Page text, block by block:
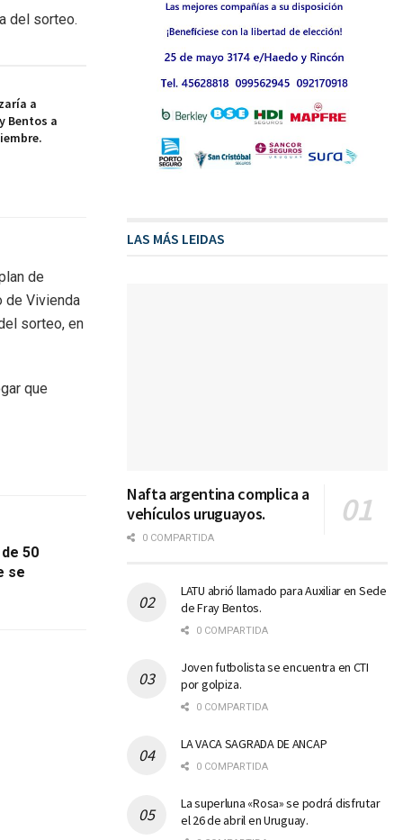
del sorteo.
a
Bentos a
de
de Vivienda
sorteo, en
que
50
se
LAS MÁS LEIDAS
Nafta argentina complica a
vehículos uruguayos.
0 COMPARTIDA
LATU abrió llamado para Auxiliar en Sede
de Fray Bentos.
0 COMPARTIDA
Joven futbolista se encuentra en CTI
por golpiza.
0 COMPARTIDA
LA VACA SAGRADA DE ANCAP
0 COMPARTIDA
La superluna «Rosa» se podrá disfrutar
el 26 de abril en Uruguay.